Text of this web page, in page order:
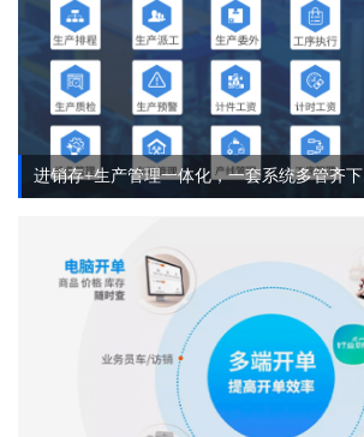
进销存+生产管理一体化，一套系统多管齐下